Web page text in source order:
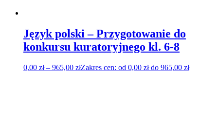
Język polski – Przygotowanie do
konkursu kuratoryjnego kl. 6-8
0,00 zł – 965,00 złZakres cen: od 0,00 zł do 965,00 zł